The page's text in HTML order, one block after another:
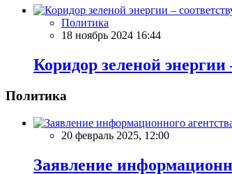
Политика
18 ноябрь 2024 16:44
Коридор зеленой
Политика
20 февраль 2025, 12:00
Заявление